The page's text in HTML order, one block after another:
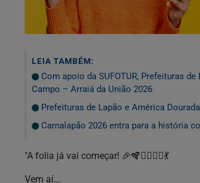
LEIA TAMBÉM:
Com apoio da SUFOTUR, Prefeituras
Campo – Arraiá da União 2026
Prefeituras de Lapão e América
Carnalapão 2026 entra para a história
"A folia já vai começar! 🎉🪇🦹‍♀️🦸‍♂️💃
Vem aí...